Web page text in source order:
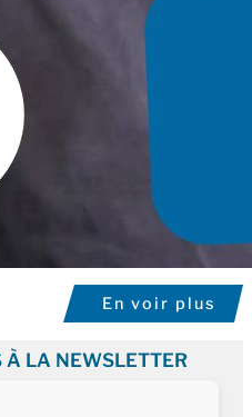
En voir plus
À LA NEWSLETTER